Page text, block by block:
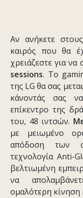
Αν ανήκετε
καιρός που θα
χρειάζεστε για
sessions. Το
της LG θα σας
κάνοντάς σας
επίκεντρο της
του, 48 ιντσών.
με μειωμένο
απόδοση των
τεχνολογία Anti-
βελτιωμένη
να
ομαλότερη κίνηση